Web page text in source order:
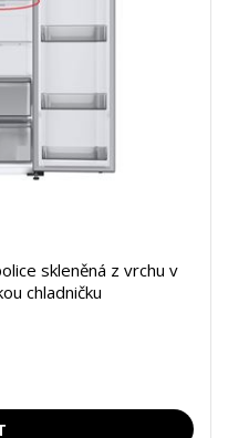
skleněná z vrchu v
chladničku